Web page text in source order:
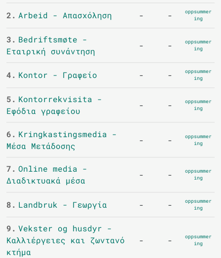
2. Arbeid - Απασχόληση - -
oppsummer
ing
3. Bedriftsmøte -
Εταιρική συνάντηση
- -
oppsummer
ing
4. Kontor - Γραφείο - -
oppsummer
ing
5. Kontorrekvisita -
Εφόδια γραφείου
- -
oppsummer
ing
6. Kringkastingsmedia -
Μέσα Μετάδοσης
- -
oppsummer
ing
7. Online media -
Διαδικτυακά μέσα
- -
oppsummer
ing
8. Landbruk - Γεωργία - -
oppsummer
ing
9. Vekster og husdyr -
Καλλιέργειες και ζωντανό
κτήμα
- -
oppsummer
ing